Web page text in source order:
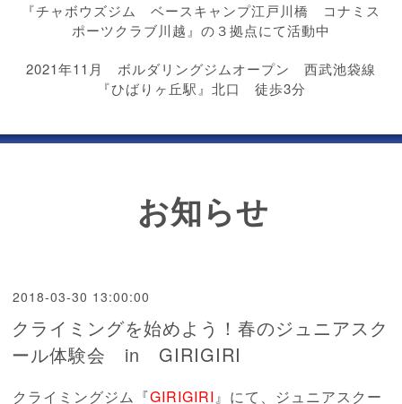
『チャボウズジム ベースキャンプ江戸川橋 コナミス
ポーツクラブ川越』の３拠点にて活動中
2021年11月 ボルダリングジムオープン 西武池袋線
『ひばりヶ丘駅』北口 徒歩3分
お知らせ
2018-03-30 13:00:00
クライミングを始めよう！春のジュニアスク
ール体験会 in GIRIGIRI
クライミングジム『GIRIGIRI』にて、ジュニアスクー